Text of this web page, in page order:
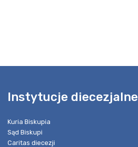
Instytucje diecezjalne
Kuria Biskupia
Sąd Biskupi
Caritas diecezji